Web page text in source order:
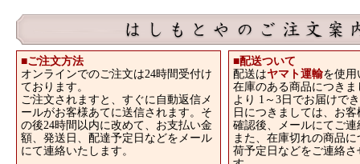
■ご注文方法
オンラインでのご注文は24時間受付け
ております。
ご注文されますと、すぐに自動返信メ
ールがお客様あてに送信されます。そ
の後24時間以内に改めて、お支払い金
額、発送日、配達予定日などをメール
にて連絡いたします。
■配送ついて
配送はヤマト運輸を使用
在庫のある商品につき
より 1～3日でお届けで
日につきましては、お
確認後、メールにてご
また、在庫切れの商品
荷予定日などをご連絡